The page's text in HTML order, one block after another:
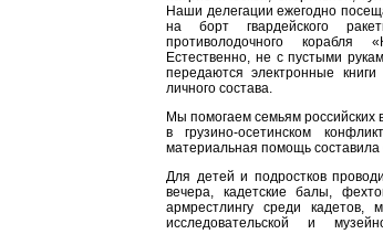
Наши делегации ежегодно
на борт гвардейского
противолодочного корабля
Естественно, не с пустыми
передаются электронные
личного состава.
Мы помогаем семьям
в грузино-осетинском
материальная помощь
Для детей и подростков
вечера, кадетские балы,
армрестлингу среди кадетов,
исследовательской и